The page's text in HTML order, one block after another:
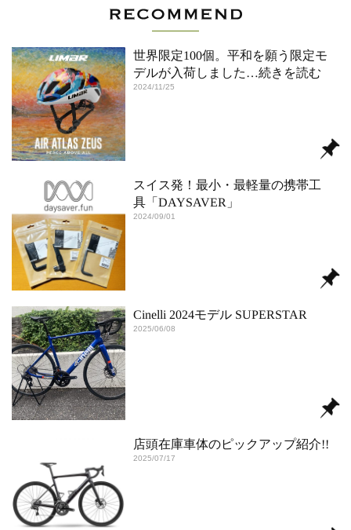
世界限定100個。平和を願う限定モ
デルが入荷しました …続きを読む
2024/11/25
スイス発！最小・最軽量の携帯工
具「DAYSAVER」
2024/09/01
Cinelli 2024モデル SUPERSTAR
2025/06/08
店頭在庫車体のピックアップ紹介!!
2025/07/17